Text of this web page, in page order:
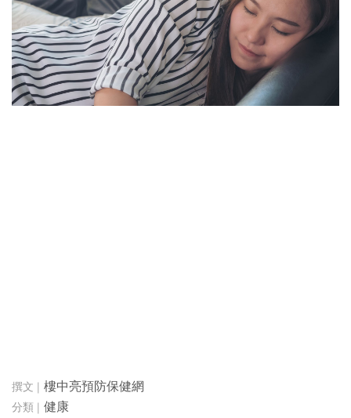
樓中亮預防保健網
健康